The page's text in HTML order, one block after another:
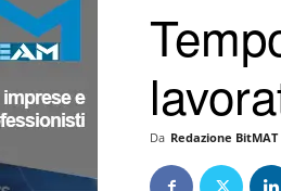
Da Redazione BitMAT